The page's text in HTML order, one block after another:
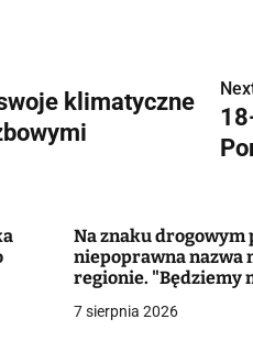
klimatyczne
Na znaku drogowym
niepoprawna nazwa
regionie. "Będziemy
7 sierpnia 2026